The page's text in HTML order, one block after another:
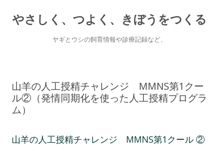
やさしく、つよく、きぼうをつくる
ヤギとウシの飼育情報や診療記録など、
山羊の人工授精チャレンジ MMNS第1クー
ル②（発情同期化を使った人工授精プログラ
ム）
山羊の人工授精チャレンジ MMNS第1クール ②